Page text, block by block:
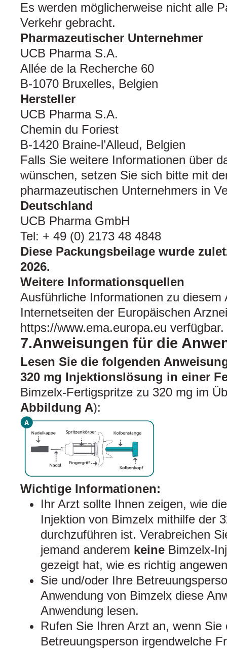
Es werden möglicherweise nicht alle
Verkehr gebracht.
Pharmazeutischer Unternehmer
UCB Pharma S.A.
Allée de la Recherche 60
B-1070 Bruxelles, Belgien
Hersteller
UCB Pharma S.A.
Chemin du Foriest
B-1420 Braine-l’Alleud, Belgien
Falls Sie weitere Informationen über
wünschen, setzen Sie sich bitte mit
pharmazeutischen Unternehmers in
Deutschland
UCB Pharma GmbH
Tel: + 49 (0) 2173 48 4848
Diese Packungsbeilage wurde
2026.
Weitere Informationsquellen
Ausführliche Informationen zu diesem
Internetseiten der Europäischen
https://www.ema.europa.eu verfügbar.
7.Anweisungen für die
Lesen Sie die folgenden
320 mg Injektionslösung in einer
Bimzelx-Fertigspritze zu 320 mg im
Abbildung A):
Wichtige Informationen:
Ihr Arzt sollte Ihnen zeigen, wie
Injektion von Bimzelx mithilfe der
durchzuführen ist. Verabreichen
jemand anderem keine Bimzelx-
gezeigt hat, wie es richtig
Sie und/oder Ihre
Anwendung von Bimzelx diese
Anwendung lesen.
Rufen Sie Ihren Arzt an, wenn Sie
Betreuungsperson irgendwelche